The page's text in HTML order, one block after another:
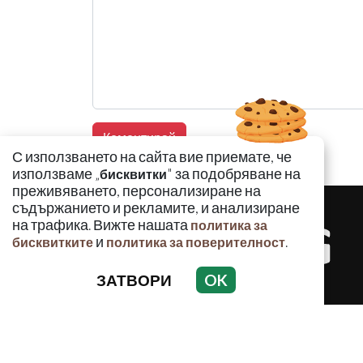
С използването на сайта вие приемате, че
използваме „бисквитки" за подобряване на
преживяването, персонализиране на
съдържанието и рекламите, и анализиране
на трафика. Вижте нашата политика за
бисквитките и политика за поверителност.
ЗАТВОРИ OK